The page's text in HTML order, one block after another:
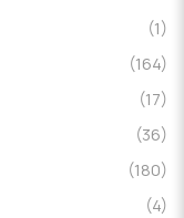
(1)
(164)
(17)
(36)
(180)
(4)